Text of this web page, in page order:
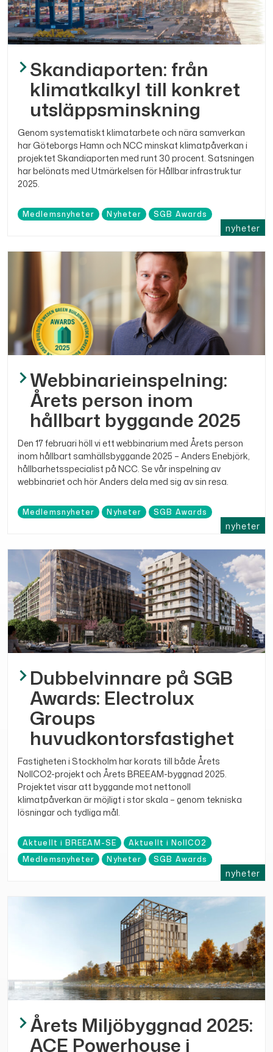
nyheter
Skandiaporten: från
klimatkalkyl till konkret
utsläppsminskning
Genom systematiskt klimatarbete och nära samverkan
har Göteborgs Hamn och NCC minskat klimatpåverkan i
projektet Skandiaporten med runt 30 procent. Satsningen
har belönats med Utmärkelsen för Hållbar infrastruktur
2025.
Medlemsnyheter Nyheter SGB Awards
nyheter
Webbinarieinspelning:
Årets person inom
hållbart byggande 2025
Den 17 februari höll vi ett webbinarium med Årets person
inom hållbart samhällsbyggande 2025 – Anders Enebjörk,
hållbarhetsspecialist på NCC. Se vår inspelning av
webbinariet och hör Anders dela med sig av sin resa.
Medlemsnyheter Nyheter SGB Awards
nyheter
Dubbelvinnare på SGB
Awards: Electrolux
Groups
huvudkontorsfastighet
Fastigheten i Stockholm har korats till både Årets
NollCO2-projekt och Årets BREEAM-byggnad 2025.
Projektet visar att byggande mot nettonoll
klimatpåverkan är möjligt i stor skala – genom tekniska
lösningar och tydliga mål.
Aktuellt i BREEAM-SE
Aktuellt i NollCO2
Medlemsnyheter
Nyheter SGB Awards
Årets Miljöbyggnad 2025:
ACE Powerhouse i